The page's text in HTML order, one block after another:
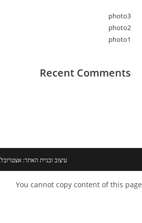
photo3
photo2
photo1
Recent Comments
עיצוב ובניית האתר: אצטרובל
You cannot copy content of this page